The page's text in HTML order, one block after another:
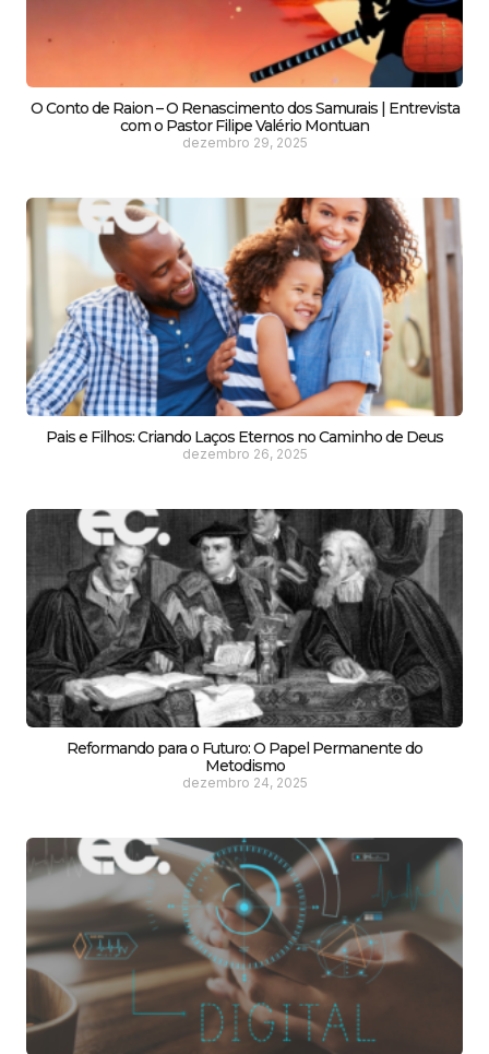
O Conto de Raion – O Renascimento dos Samurais | Entrevista
com o Pastor Filipe Valério Montuan
dezembro 29, 2025
Pais e Filhos: Criando Laços Eternos no Caminho de Deus
dezembro 26, 2025
Reformando para o Futuro: O Papel Permanente do
Metodismo
dezembro 24, 2025